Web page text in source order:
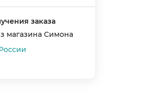
заказа
магазина Симона